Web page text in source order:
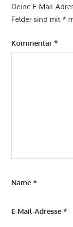
Deine E-Mail-
Felder sind mit *
Kommentar *
Name *
E-Mail-Adresse *